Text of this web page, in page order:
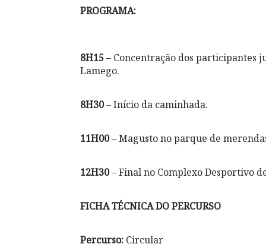
PROGRAMA:
8H15– Concentração dos participantes
Lamego.
8H30– Início da caminhada.
11H00– Magusto no parque de
12H30– Final no Complexo Desportivo
FICHA TÉCNICA DO PERCURSO
Percurso: Circular